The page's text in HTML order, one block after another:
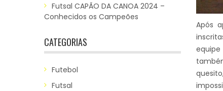
Futsal CAPÃO DA CANOA 2024 –
Conhecidos os Campeões
CATEGORIAS
Futebol
Futsal
Após